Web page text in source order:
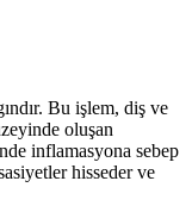
Bu işlem, diş ve
oluşan
inflamasyona sebep
hisseder ve